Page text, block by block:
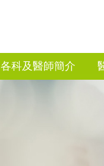
各科及醫師簡介